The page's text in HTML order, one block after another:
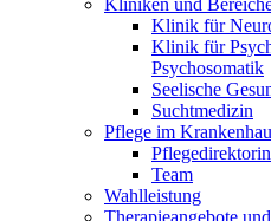
Kliniken und
Klinik für
Klinik für
Psychosomatik
Seelische
Suchtmedizin
Pflege im
Pflegedirektorin
Team
Wahlleistung
Therapieangebote